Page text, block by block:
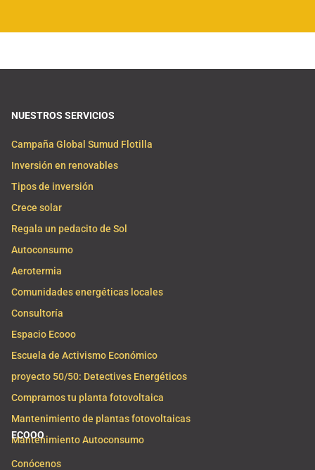
NUESTROS SERVICIOS
Campaña Global Sumud Flotilla
Inversión en renovables
Tipos de inversión
Crece solar
Regala un pedacito de Sol
Autoconsumo
Aerotermia
Comunidades energéticas locales
Consultoría
Espacio Ecooo
Escuela de Activismo Económico
proyecto 50/50: Detectives Energéticos
Compramos tu planta fotovoltaica
Mantenimiento de plantas fotovoltaicas
Mantenimiento Autoconsumo
ECOOO
Conócenos